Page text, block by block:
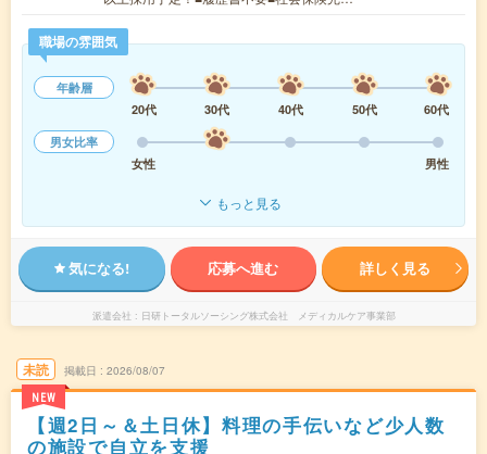
職場の雰囲気
年齢層
20代
30代 40代 50代
60代
男女比率
女性
男性
もっと見る
気になる! 応募へ進む 詳しく見る
派遣会社 日研トータルソーシング株式会社 メディカルケア事業部
未読
NEW
掲載日 2026/08/07
【週2日～＆土日休】料理の手伝いなど少人数
の施設で自立を支援